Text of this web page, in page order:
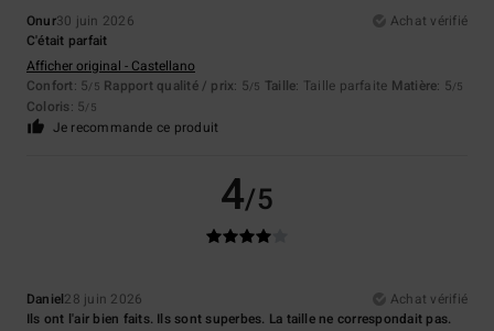
Onur30 juin 2026
Achat vérifié
C'était parfait
Afficher original - Castellano
Confort: 5/5 Rapport qualité / prix: 5/5 Taille: Taille parfaite Matière: 5/5
Coloris: 5/5
Je recommande ce produit
4/5
Daniel28 juin 2026
Achat vérifié
Ils ont l'air bien faits. Ils sont superbes. La taille ne correspondait pas.